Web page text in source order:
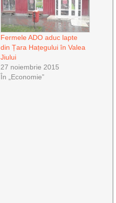
Fermele ADO aduc lapte
din Țara Hațegului în Valea
Jiului
27 noiembrie 2015
În „Economie”